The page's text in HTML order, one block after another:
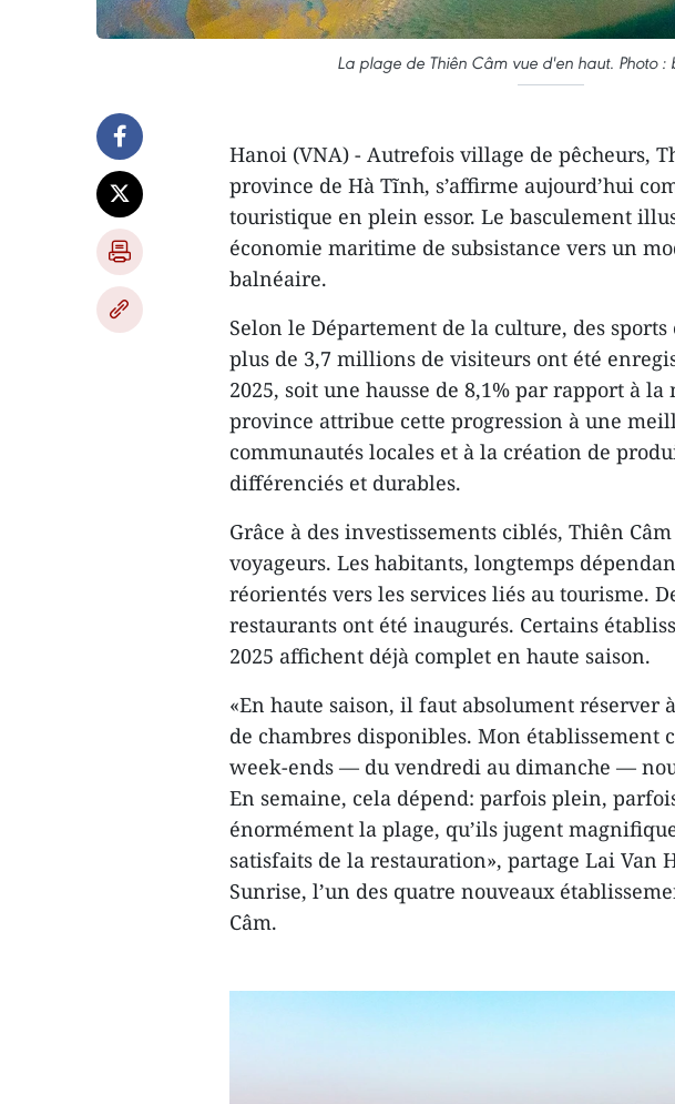
La plage de Thiên Câm vue d'en haut. Photo :
Hanoi (VNA) - Autrefois village de pêcheurs,
province de Hà Tĩnh, s’affirme aujourd’hui
touristique en plein essor. Le basculement
économie maritime de subsistance vers un
balnéaire.
Selon le Département de la culture, des
plus de 3,7 millions de visiteurs ont été
2025, soit une hausse de 8,1% par rapport à
province attribue cette progression à une
communautés locales et à la création de
différenciés et durables.
Grâce à des investissements ciblés, Thiên
voyageurs. Les habitants, longtemps
réorientés vers les services liés au tourisme.
restaurants ont été inaugurés. Certains
2025 affichent déjà complet en haute saison.
«En haute saison, il faut absolument réserver
de chambres disponibles. Mon établissement
week-ends — du vendredi au dimanche —
En semaine, cela dépend: parfois plein,
énormément la plage, qu’ils jugent
satisfaits de la restauration», partage Lai Van
Sunrise, l’un des quatre nouveaux
Câm.